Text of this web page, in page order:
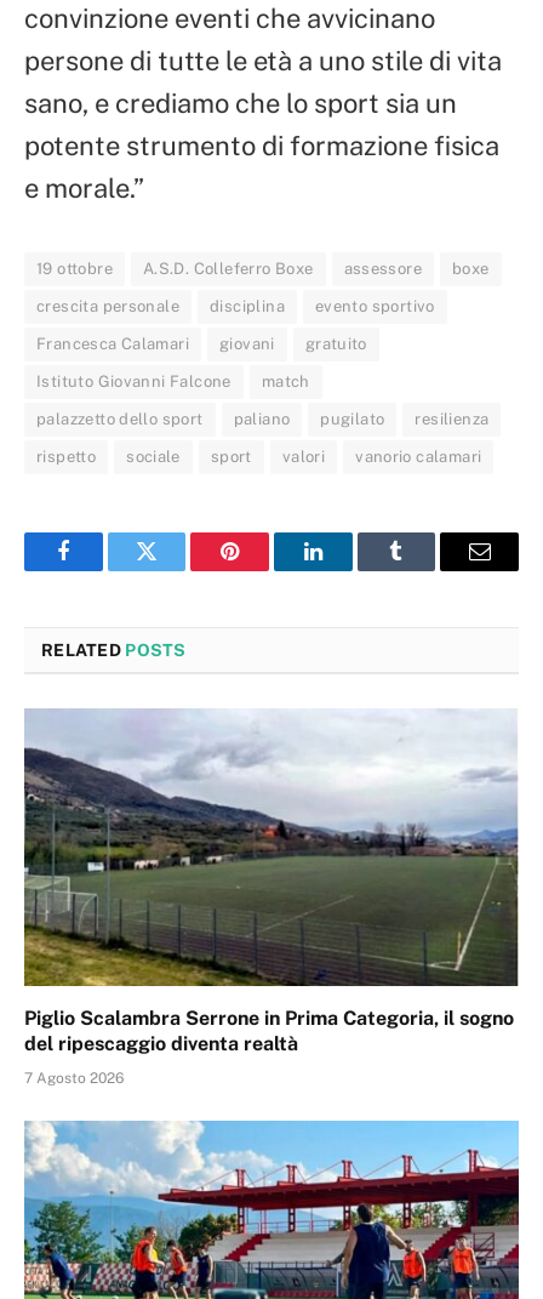
convinzione eventi che avvicinano
persone di tutte le età a uno stile di vita
sano, e crediamo che lo sport sia un
potente strumento di formazione fisica
e morale.”
19 ottobre A.S.D. Colleferro Boxe assessore boxe
crescita personale disciplina evento sportivo
Francesca Calamari giovani gratuito
Istituto Giovanni Falcone match
palazzetto dello sport paliano pugilato resilienza
rispetto sociale sport valori vanorio calamari
FacebookTwitter Pinterest LinkedInTumblr Email
RELATED POSTS
Piglio Scalambra Serrone in Prima Categoria, il sogno
del ripescaggio diventa realtà
7 Agosto 2026